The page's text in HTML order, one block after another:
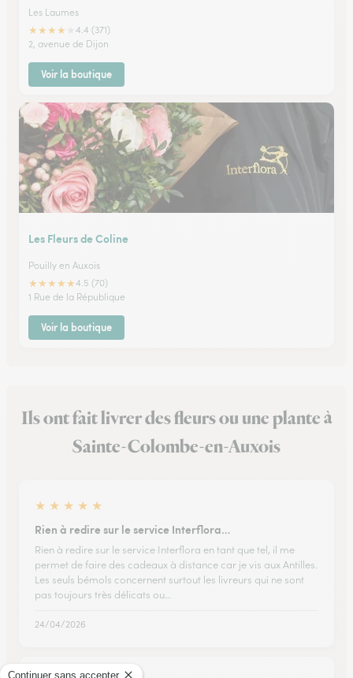
Les Laumes
★★★★
4.4 (371)
2, avenue de Dijon
Voir la boutique
Les Fleurs de Coline
Pouilly en Auxois
★★★★★4.5 (70)
1 Rue de la République
Voir la boutique
Ils ont fait livrer des fleurs ou une plante à
Sainte-Colombe-en-Auxois
★ ★ ★ ★ ★
Rien à redire sur le service Interflora…
Rien à redire sur le service Interflora en tant que tel, il me
permet de faire des cadeaux à distance car je vis aux Antilles.
Les seuls bémols concernent surtout les livreurs qui ne sont
pas toujours très délicats ou…
24/04/2026